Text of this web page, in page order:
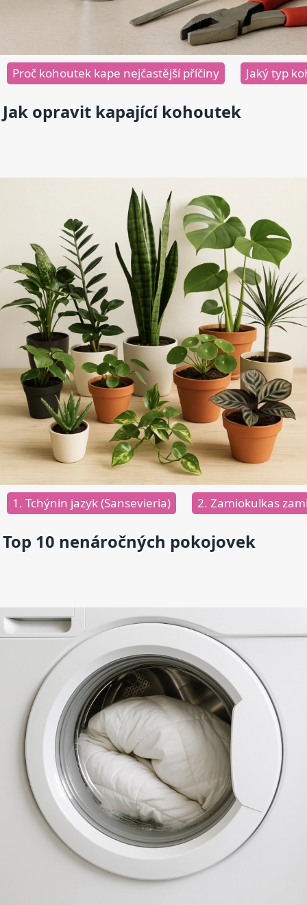
Proč kohoutek kape nejčastější příčiny Jaký typ
Jak opravit kapající kohoutek
1. Tchýnin jazyk (Sansevieria) 2. Zamiokulkas
Top 10 nenáročných pokojovek